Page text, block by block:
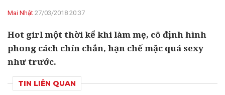
Mai Nhật 27/03/2018 20:37
Hot girl một thời kể khi làm mẹ, cô định hình
phong cách chín chắn, hạn chế mặc quá sexy
như trước.
TIN LIÊN QUAN